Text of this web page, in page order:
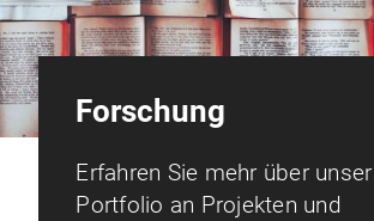
Forschung
Erfahren Sie mehr über unser
Portfolio an Projekten und